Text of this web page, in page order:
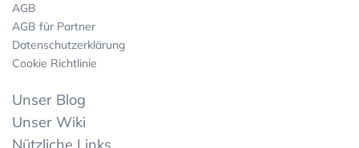
AGB
AGB für Partner
Datenschutzerklärung
Cookie Richtlinie
Unser Blog
Unser Wiki